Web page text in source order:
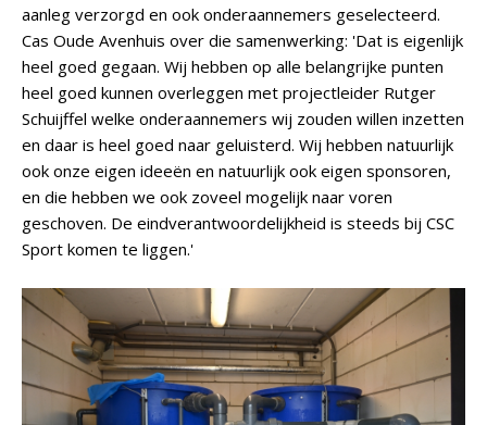
aanleg verzorgd en ook onderaannemers geselecteerd.
Cas Oude Avenhuis over die samenwerking: 'Dat is eigenlijk
heel goed gegaan. Wij hebben op alle belangrijke punten
heel goed kunnen overleggen met projectleider Rutger
Schuijffel welke onderaannemers wij zouden willen inzetten
en daar is heel goed naar geluisterd. Wij hebben natuurlijk
ook onze eigen ideeën en natuurlijk ook eigen sponsoren,
en die hebben we ook zoveel mogelijk naar voren
geschoven. De eindverantwoordelijkheid is steeds bij CSC
Sport komen te liggen.'